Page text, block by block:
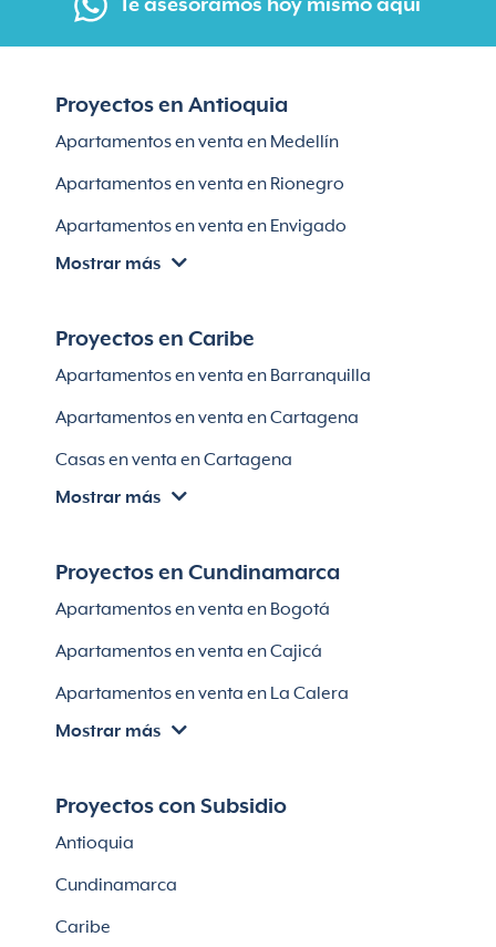
Te asesoramos hoy mismo aquí
Proyectos en Antioquia
Apartamentos en venta en Medellín
Apartamentos en venta en Rionegro
Apartamentos en venta en Envigado
Apartamentos en venta en Itagüí
Apartamentos en venta en Bello
Mostrar más
Proyectos en Caribe
Apartamentos en venta en Barranquilla
Apartamentos en venta en Cartagena
Casas en venta en Cartagena
Villas en Cartagena
Apartamentos en venta en Soledad
Mostrar más
Proyectos en Cundinamarca
Apartamentos en venta en Bogotá
Apartamentos en venta en Cajicá
Apartamentos en venta en La Calera
Apartamentos en venta en Chía
Casas en Cajicá
Mostrar más
Proyectos con Subsidio
Antioquia
Cundinamarca
Caribe